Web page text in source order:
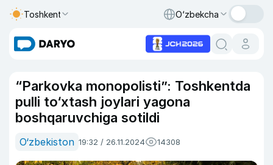
Toshkent O‘zbekcha
“Parkovka monopolisti”: Toshkentda
pulli to‘xtash joylari yagona
boshqaruvchiga sotildi
O‘zbekiston 19:32 / 26.11.2024 14308